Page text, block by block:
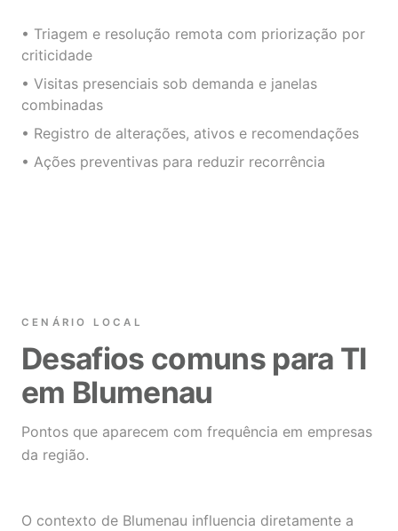
• Triagem e resolução remota com priorização por
criticidade
• Visitas presenciais sob demanda e janelas
combinadas
• Registro de alterações, ativos e recomendações
• Ações preventivas para reduzir recorrência
CENÁRIO LOCAL
Desafios comuns para TI
em Blumenau
Pontos que aparecem com frequência em empresas
da região.
O contexto de Blumenau influencia diretamente a